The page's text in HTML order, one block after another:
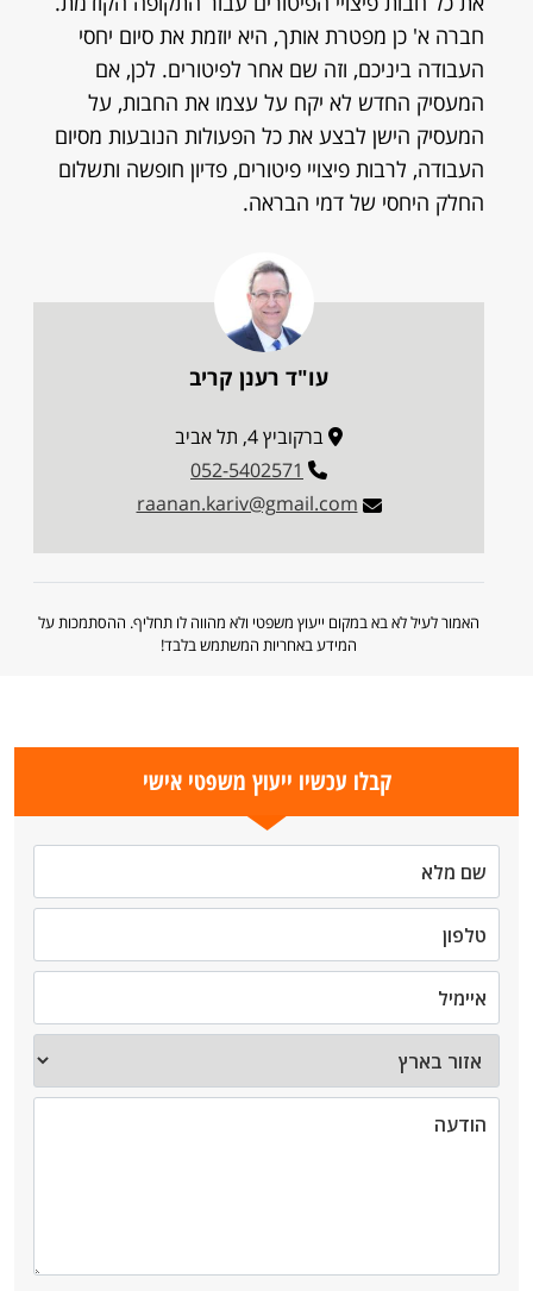
חברה א' כן מפטרת אותך, היא יוזמת את סיום יחסי
העבודה ביניכם, וזה שם אחר לפיטורים. לכן, אם
המעסיק החדש לא יקח על עצמו את החבות, על
המעסיק הישן לבצע את כל הפעולות הנובעות מסיום
העבודה, לרבות פיצויי פיטורים, פדיון חופשה ותשלום
החלק היחסי של דמי הבראה.
עו"ד רענן קריב
ברקוביץ 4, תל אביב
052-5402571
raanan.kariv@gmail.com
האמור לעיל לא בא במקום ייעוץ משפטי ולא מהווה לו תחליף. ההסתמכות על
המידע באחריות המשתמש בלבד!
קבלו עכשיו ייעוץ משפטי אישי